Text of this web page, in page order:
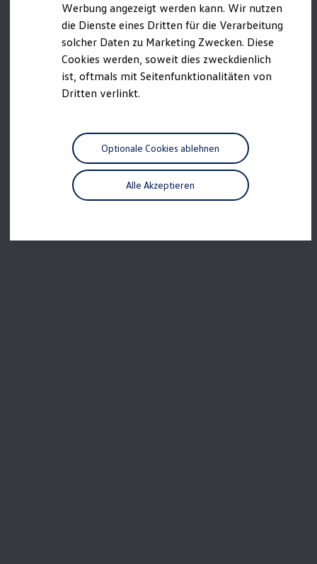
Kostensimulator
Autonomes Fahren
Mehr zum ID. Buzz
California Welt
California Club
California Magazin & Ratgeber
California Reisen & Erlebnisse
California App
California Lifestyle & Zubehör
Übernachten im California
Unternehmen
Karriere im Autohaus
Werbung angezeigt werden kann. Wir nutzen
die Dienste eines Dritten für die Verarbeitung
solcher Daten zu Marketing Zwecken. Diese
Cookies werden, soweit dies zweckdienlich
ist, oftmals mit Seitenfunktionalitäten von
Dritten verlinkt.
Alle Akzeptieren
Optionale Cookies ablehnen